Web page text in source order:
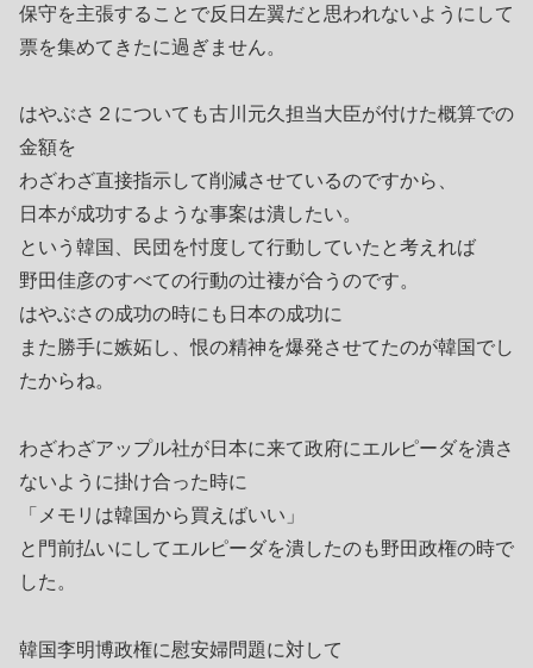
保守を主張することで反日左翼だと思われないようにして
票を集めてきたに過ぎません。
はやぶさ２についても古川元久担当大臣が付けた概算での
金額を
わざわざ直接指示して削減させているのですから、
日本が成功するような事案は潰したい。
という韓国、民団を忖度して行動していたと考えれば
野田佳彦のすべての行動の辻褄が合うのです。
はやぶさの成功の時にも日本の成功に
また勝手に嫉妬し、恨の精神を爆発させてたのが韓国でし
たからね。
わざわざアップル社が日本に来て政府にエルピーダを潰さ
ないように掛け合った時に
「メモリは韓国から買えばいい」
と門前払いにしてエルピーダを潰したのも野田政権の時で
した。
韓国李明博政権に慰安婦問題に対して